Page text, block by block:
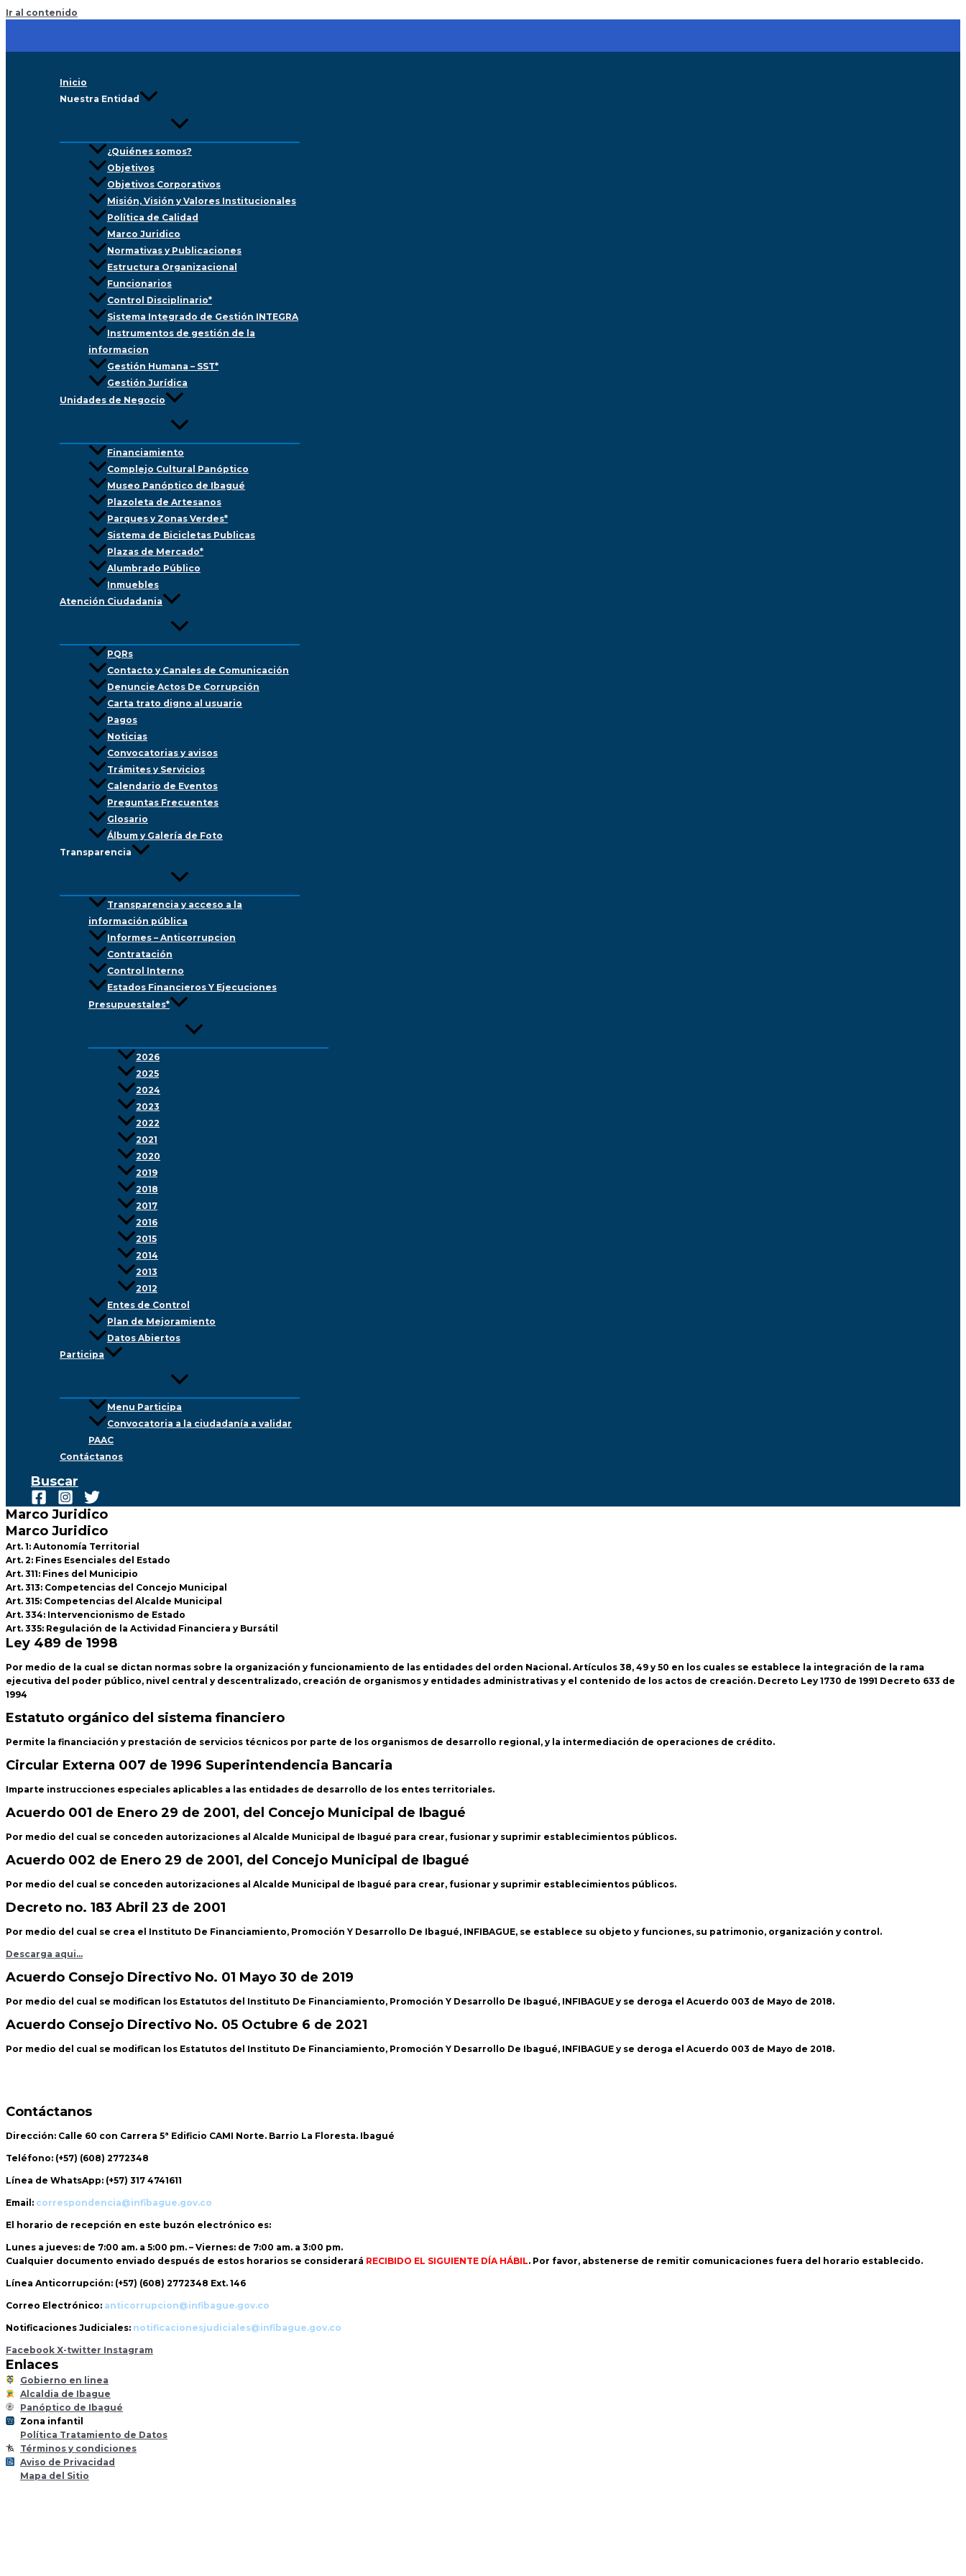
Ir al contenido
Inicio
Nuestra Entidad
¿Quiénes somos?
Objetivos
Objetivos Corporativos
Misión, Visión y Valores Institucionales
Política de Calidad
Marco Juridico
Normativas y Publicaciones
Estructura Organizacional
Funcionarios
Control Disciplinario*
Sistema Integrado de Gestión INTEGRA
Instrumentos de gestión de la
informacion
Gestión Humana – SST*
Gestión Jurídica
Unidades de Negocio
Financiamiento
Complejo Cultural Panóptico
Museo Panóptico de Ibagué
Plazoleta de Artesanos
Parques y Zonas Verdes*
Sistema de Bicicletas Publicas
Plazas de Mercado*
Alumbrado Público
Inmuebles
Atención Ciudadania
PQRs
Contacto y Canales de Comunicación
Denuncie Actos De Corrupción
Carta trato digno al usuario
Pagos
Noticias
Convocatorias y avisos
Trámites y Servicios
Calendario de Eventos
Preguntas Frecuentes
Glosario
Álbum y Galería de Foto
Transparencia
Transparencia y acceso a la
información pública
Informes – Anticorrupcion
Contratación
Control Interno
Estados Financieros Y Ejecuciones
Presupuestales*
2026
2025
2024
2023
2022
2021
2020
2019
2018
2017
2016
2015
2014
2013
2012
Entes de Control
Plan de Mejoramiento
Datos Abiertos
Participa
Menu Participa
Convocatoria a la ciudadanía a validar
PAAC
Contáctanos
Buscar
Marco Juridico
Marco Juridico
Art. 1: Autonomía Territorial
Art. 2: Fines Esenciales del Estado
Art. 311: Fines del Municipio
Art. 313: Competencias del Concejo Municipal
Art. 315: Competencias del Alcalde Municipal
Art. 334: Intervencionismo de Estado
Art. 335: Regulación de la Actividad Financiera y Bursátil
Ley 489 de 1998
Por medio de la cual se dictan normas sobre la organización y funcionamiento de las entidades del orden Nacional. Artículos 38, 49 y 50 en los cuales se establece la integración de la rama
ejecutiva del poder público, nivel central y descentralizado, creación de organismos y entidades administrativas y el contenido de los actos de creación. Decreto Ley 1730 de 1991 Decreto 633 de
1994
Estatuto orgánico del sistema financiero
Permite la financiación y prestación de servicios técnicos por parte de los organismos de desarrollo regional, y la intermediación de operaciones de crédito.
Circular Externa 007 de 1996 Superintendencia Bancaria
Imparte instrucciones especiales aplicables a las entidades de desarrollo de los entes territoriales.
Acuerdo 001 de Enero 29 de 2001, del Concejo Municipal de Ibagué
Por medio del cual se conceden autorizaciones al Alcalde Municipal de Ibagué para crear, fusionar y suprimir establecimientos públicos.
Acuerdo 002 de Enero 29 de 2001, del Concejo Municipal de Ibagué
Por medio del cual se conceden autorizaciones al Alcalde Municipal de Ibagué para crear, fusionar y suprimir establecimientos públicos.
Decreto no. 183 Abril 23 de 2001
Por medio del cual se crea el Instituto De Financiamiento, Promoción Y Desarrollo De Ibagué, INFIBAGUE, se establece su objeto y funciones, su patrimonio, organización y control.
Descarga aqui…
Acuerdo Consejo Directivo No. 01 Mayo 30 de 2019
Por medio del cual se modifican los Estatutos del Instituto De Financiamiento, Promoción Y Desarrollo De Ibagué, INFIBAGUE y se deroga el Acuerdo 003 de Mayo de 2018.
Acuerdo Consejo Directivo No. 05 Octubre 6 de 2021
Por medio del cual se modifican los Estatutos del Instituto De Financiamiento, Promoción Y Desarrollo De Ibagué, INFIBAGUE y se deroga el Acuerdo 003 de Mayo de 2018.
Contáctanos
Dirección: Calle 60 con Carrera 5ª Edificio CAMI Norte. Barrio La Floresta. Ibagué
Teléfono: (+57) (608) 2772348
Línea de WhatsApp: (+57) 317 4741611
Email: correspondencia@infibague.gov.co
El horario de recepción en este buzón electrónico es:
Lunes a jueves: de 7:00 am. a 5:00 pm. – Viernes: de 7:00 am. a 3:00 pm.
Cualquier documento enviado después de estos horarios se considerará RECIBIDO EL SIGUIENTE DÍA HÁBIL. Por favor, abstenerse de remitir comunicaciones fuera del horario establecido.
Línea Anticorrupción: (+57) (608) 2772348 Ext. 146
Correo Electrónico: anticorrupcion@infibague.gov.co
Notificaciones Judiciales: notificacionesjudiciales@infibague.gov.co
Facebook X-twitter Instagram
Enlaces
Gobierno en linea
Alcaldia de Ibague
Panóptico de Ibagué
Zona infantil
Política Tratamiento de Datos
Términos y condiciones
Aviso de Privacidad
Mapa del Sitio